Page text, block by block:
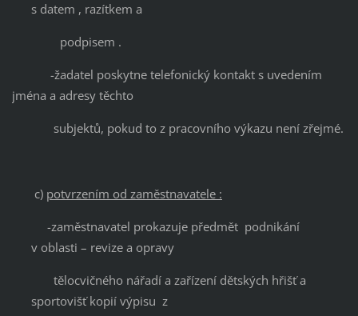
s datem , razítkem a
podpisem .
-žadatel poskytne telefonický kontakt s uvedením
jména a adresy těchto
subjektů, pokud to z pracovního výkazu není zřejmé.
c) potvrzením od zaměstnavatele :
-zaměstnavatel prokazuje předmět podnikání
v oblasti – revize a opravy
tělocvičného nářadí a zařízení dětských hřišť a
sportovišť kopií výpisu z